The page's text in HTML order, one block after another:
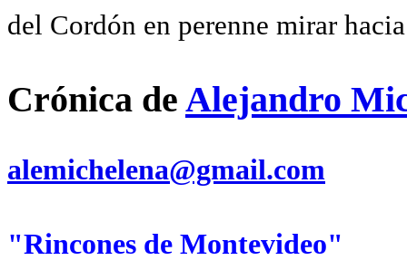
del Cordón en perenne mirar
Crónica de Alejandro
alemichelena@gmail.com
"Rincones de Montevideo"